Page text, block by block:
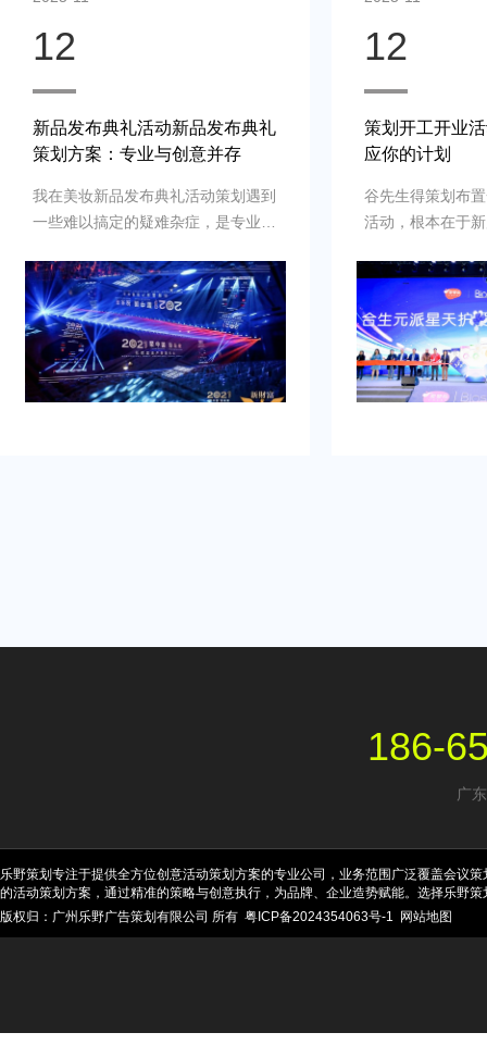
12
新品发布典礼活动新品发布典礼
策划方案：专业与创意并存
我在美妆新品发布典礼活动策划遇到
一些难以搞定的疑难杂症，是专业新
助我完成，而且也是设计构想有创
意，重点考虑设计安排，整个美妆新
品发布典礼活动策划完美对应，下次
有需要还会选择乐野策划。
12
策划开工开业
应你的计划
谷先生得策划布
活动，根本在于
并营造良好的品
到：增加曝光度
体，提高知名度
销售。可是鉴于
资源进行大规模
业的策划和执行
186-
广
乐野策划专注于提供全方位创意活动策划方案的专业公司，业务范围广泛覆盖会议
的活动策划方案，通过精准的策略与创意执行，为品牌、企业造势赋能。选择乐野
版权归：广州乐野广告策划有限公司 所有 粤ICP备2024354063号-1 网站地图